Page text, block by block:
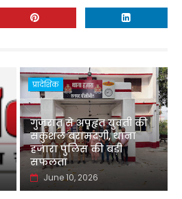
प्रादेशिक
गुजरात से अपहृत युवती की
सकुशल बरामदगी, थाना
हजारा पुलिस की बड़ी
सफलता
June 10, 2026